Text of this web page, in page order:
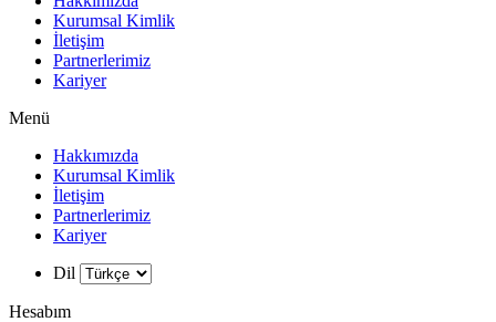
Kurumsal Kimlik
İletişim
Partnerlerimiz
Kariyer
Menü
Hakkımızda
Kurumsal Kimlik
İletişim
Partnerlerimiz
Kariyer
Dil
Hesabım